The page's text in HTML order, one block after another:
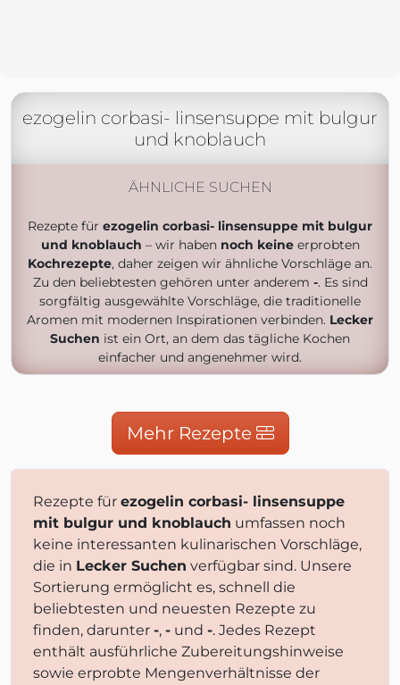
ezogelin corbasi- linsensuppe mit bulgur
und knoblauch
ÄHNLICHE SUCHEN
Rezepte für ezogelin corbasi- linsensuppe mit bulgur
und knoblauch – wir haben noch keineerprobten
Kochrezepte, daher zeigen wir ähnliche Vorschläge an.
Zu den beliebtesten gehören unter anderem -. Es sind
sorgfältig ausgewählte Vorschläge, die traditionelle
Aromen mit modernen Inspirationen verbinden. Lecker
Suchen ist ein Ort, an dem das tägliche Kochen
einfacher und angenehmer wird.
Mehr Rezepte
Rezepte für ezogelin corbasi- linsensuppe
mit bulgur und knoblauch umfassen noch
keine interessanten kulinarischen Vorschläge,
die in Lecker Suchen verfügbar sind. Unsere
Sortierung ermöglicht es, schnell die
beliebtesten und neuesten Rezepte zu
finden, darunter -, - und -. Jedes Rezept
enthält ausführliche Zubereitungshinweise
sowie erprobte Mengenverhältnisse der